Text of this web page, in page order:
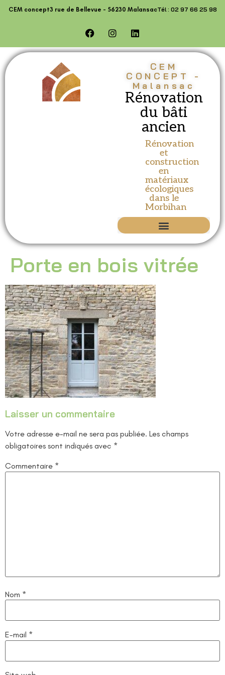
principal
CEM concept3 rue de Bellevue - 56230 MalansacTél : 02 97 66 25 98
CEM
CONCEPT -
Malansac
Rénovation
du bâti
ancien
Rénovation
et
construction
en
matériaux
écologiques
dans le
Morbihan
Porte en bois vitrée
Laisser un commentaire
Votre adresse e-mail ne sera pas publiée. Les champs
obligatoires sont indiqués avec *
Commentaire *
Nom *
E-mail *